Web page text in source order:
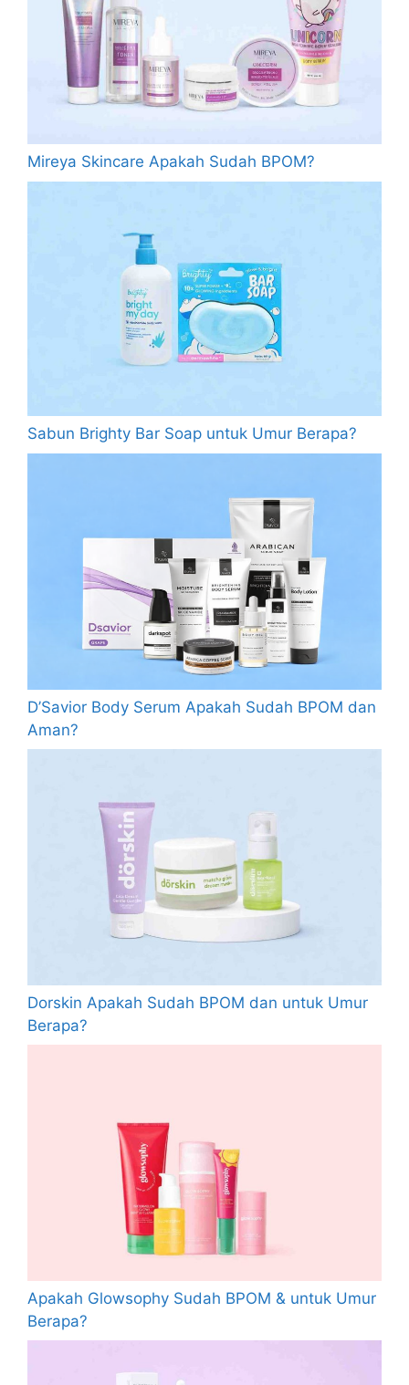
Mireya Skincare Apakah Sudah BPOM?
Sabun Brighty Bar Soap untuk Umur Berapa?
D’Savior Body Serum Apakah Sudah BPOM dan
Aman?
Dorskin Apakah Sudah BPOM dan untuk Umur
Berapa?
Apakah Glowsophy Sudah BPOM & untuk Umur
Berapa?